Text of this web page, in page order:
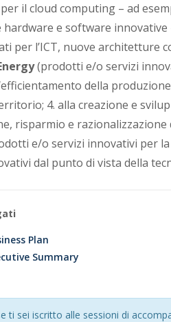
il cloud computing – ad
e software
per l’ICT, nuove architetture
(prodotti e/o servizi
della
4. alla creazione e
risparmio e
e/o servizi innovativi per
dal punto di vista della
Plan
Summary
ti sei iscritto alle sessioni di